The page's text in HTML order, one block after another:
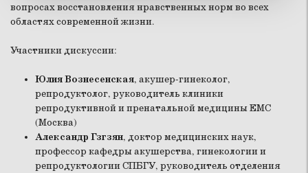
вопросах восстановления нравственных норм во всех
областях современной жизни.
Участники дискуссии:
Юлия Вознесенская, акушер-гинеколог,
репродуктолог, руководитель клиники
репродуктивной и пренатальной медицины ЕМС
(Москва)
Александр Гзгзян, доктор медицинских наук,
профессор кафедры акушерства, гинекологии и
репродуктологии СПБГУ, руководитель отделения